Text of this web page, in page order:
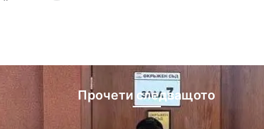
Прочети следващото